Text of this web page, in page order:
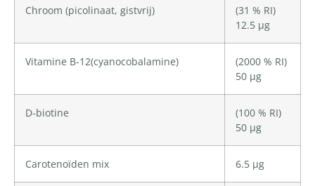
Chroom (picolinaat, gistvrij)
(31 % RI)
12.5 µg
Vitamine B-12(cyanocobalamine)
(2000 % RI)
50 µg
D-biotine
(100 % RI)
50 µg
Carotenoïden mix 6.5 µg